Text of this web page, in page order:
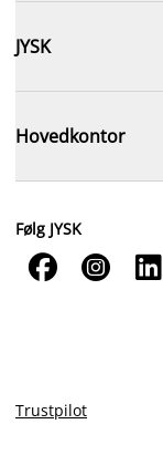
JYSK
Hovedkontor
Følg JYSK
  
Trustpilot